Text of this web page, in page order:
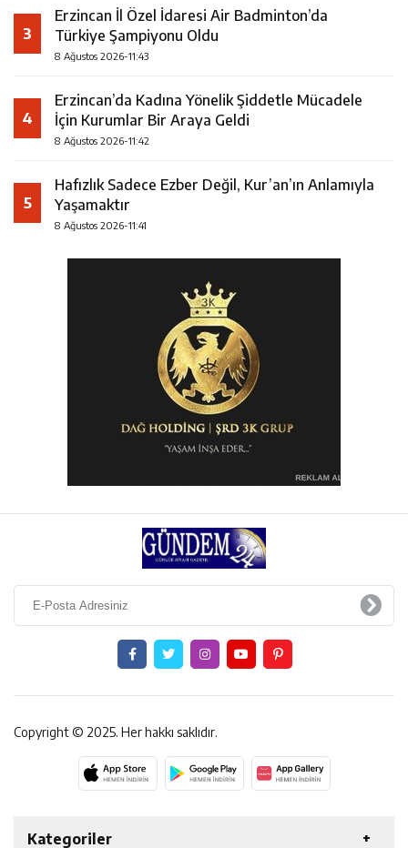
3
Erzincan İl Özel İdaresi Air Badminton’da
Türkiye Şampiyonu Oldu
8 Ağustos 2026-11:43
4
Erzincan’da Kadına Yönelik Şiddetle Mücadele
İçin Kurumlar Bir Araya Geldi
8 Ağustos 2026-11:42
5
Hafızlık Sadece Ezber Değil, Kur’an’ın Anlamıyla
Yaşamaktır
8 Ağustos 2026-11:41
Copyright © 2025. Her hakkı saklıdır.
Kategoriler